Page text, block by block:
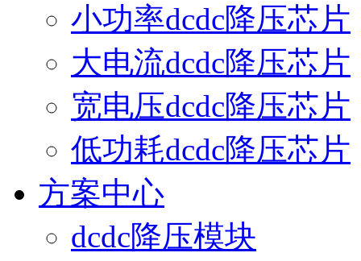
小功率dcdc降压芯片
大电流dcdc降压芯片
宽电压dcdc降压芯片
低功耗dcdc降压芯片
方案中心
dcdc降压模块